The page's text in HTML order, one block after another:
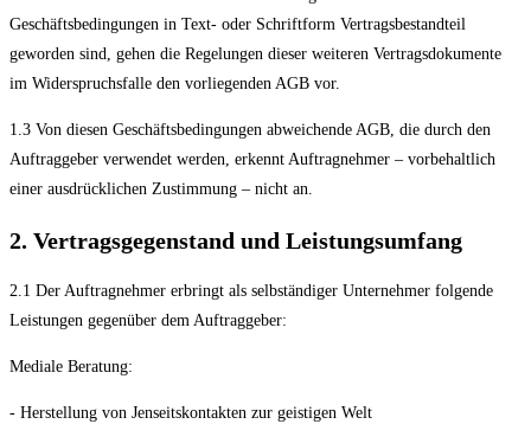
Geschäftsbedingungen in Text- oder Schriftform Vertragsbestandteil
geworden sind, gehen die Regelungen dieser weiteren Vertragsdokumente
im Widerspruchsfalle den vorliegenden AGB vor.
1.3 Von diesen Geschäftsbedingungen abweichende AGB, die durch den
Auftraggeber verwendet werden, erkennt Auftragnehmer – vorbehaltlich
einer ausdrücklichen Zustimmung – nicht an.
2. Vertragsgegenstand und Leistungsumfang
2.1 Der Auftragnehmer erbringt als selbständiger Unternehmer folgende
Leistungen gegenüber dem Auftraggeber:
Mediale Beratung:
- Herstellung von Jenseitskontakten zur geistigen Welt